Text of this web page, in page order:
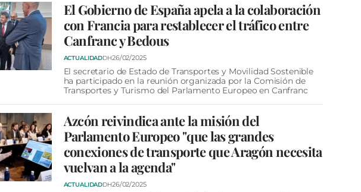
El Gobierno de España apela a la colaboración
con Francia para restablecer el tráfico entre
Canfranc y Bedous
ACTUALIDADDH26/02/2025
El secretario de Estado de Transportes y Movilidad Sostenible
ha participado en la reunión organizada por la Comisión de
Transportes y Turismo del Parlamento Europeo en Canfranc
Azcón reivindica ante la misión del
Parlamento Europeo "que las grandes
conexiones de transporte que Aragón necesita
vuelvan a la agenda"
ACTUALIDADDH26/02/2025